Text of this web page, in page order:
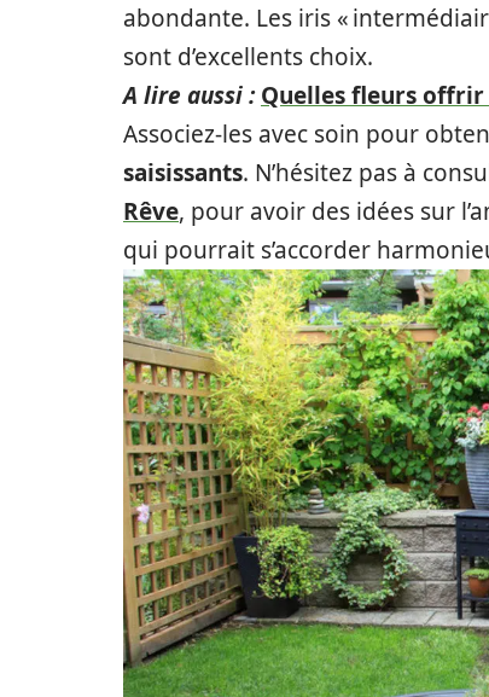
abondante. Les iris «
sont d’excellents choix.
A lire aussi : Quelles fleurs offrir
Associez-les avec soin pour
saisissants. N’hésitez pas à
Rêve, pour avoir des idées sur
qui pourrait s’accorder